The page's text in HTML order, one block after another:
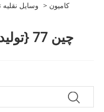
وسایل نقلیه > کامیون
چین 77